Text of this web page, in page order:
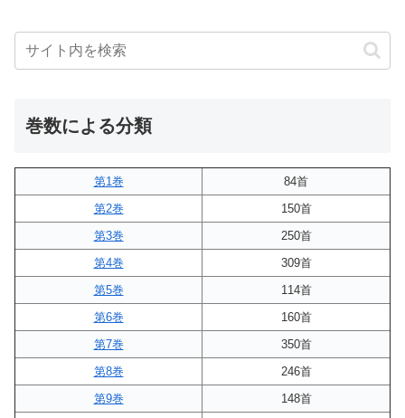
巻数による分類
第1巻
84首
第2巻
150首
第3巻
250首
第4巻
309首
第5巻
114首
第6巻
160首
第7巻
350首
第8巻
246首
第9巻
148首